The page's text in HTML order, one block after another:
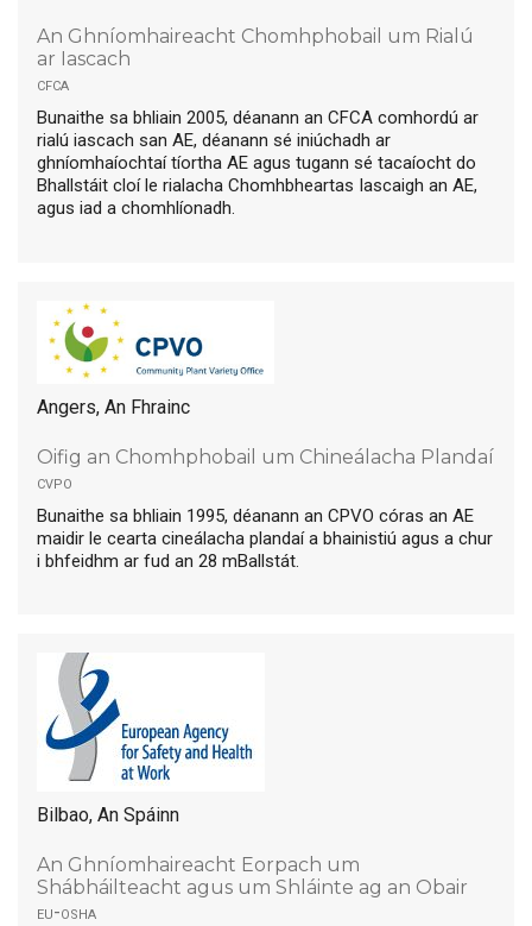
An Ghníomhaireacht Chomhphobail um Rialú
ar Iascach
cfca
Bunaithe sa bhliain 2005, déanann an CFCA comhordú ar
rialú iascach san AE, déanann sé iniúchadh ar
ghníomhaíochtaí tíortha AE agus tugann sé tacaíocht do
Bhallstáit cloí le rialacha Chomhbheartas Iascaigh an AE,
agus iad a chomhlíonadh.
Angers, An Fhrainc
Oifig an Chomhphobail um Chineálacha Plandaí
cvpo
Bunaithe sa bhliain 1995, déanann an CPVO córas an AE
maidir le cearta cineálacha plandaí a bhainistiú agus a chur
i bhfeidhm ar fud an 28 mBallstát.
Bilbao, An Spáinn
An Ghníomhaireacht Eorpach um
Shábháilteacht agus um Shláinte ag an Obair
eu-osha